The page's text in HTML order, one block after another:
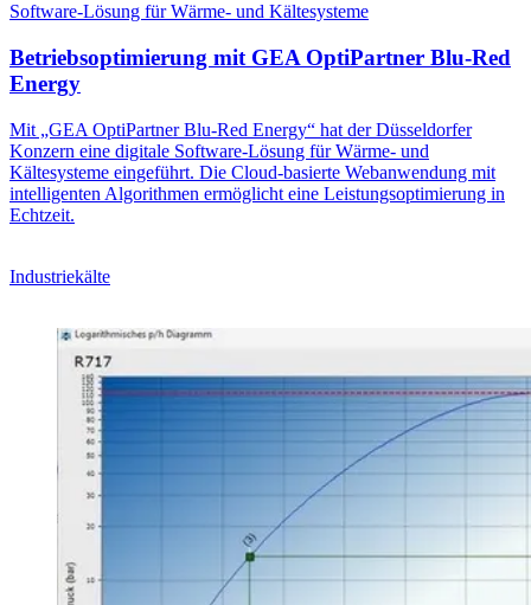
Software-Lösung für Wärme- und Kältesysteme
Betriebsoptimierung mit GEA OptiPartner Blu-Red
Energy
Mit „GEA OptiPartner Blu-Red Energy“ hat der Düsseldorfer
Konzern eine digitale Software-Lösung für Wärme- und
Kältesysteme eingeführt. Die Cloud-basierte Webanwendung mit
intelligenten Algorithmen ermöglicht eine Leistungsoptimierung in
Echtzeit.
Industriekälte